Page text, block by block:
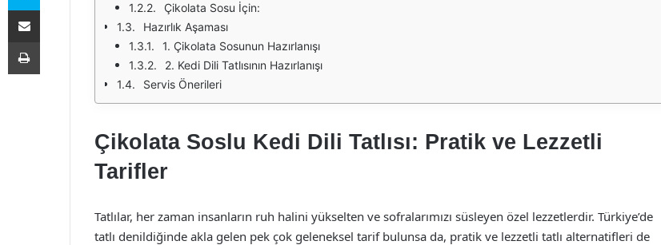
Çikolata Sosu İçin:
Hazırlık Aşaması
1. Çikolata Sosunun Hazırlanışı
2. Kedi Dili Tatlısının Hazırlanışı
Servis Önerileri
Çikolata Soslu Kedi Dili Tatlısı: Pratik ve Lezzetli
Tarifler
Tatlılar, her zaman insanların ruh halini yükselten ve sofralarımızı süsleyen özel lezzetlerdir. Türkiye’de
tatlı denildiğinde akla gelen pek çok geleneksel tarif bulunsa da, pratik ve lezzetli tatlı alternatifleri de
E-Posta ile paylaş